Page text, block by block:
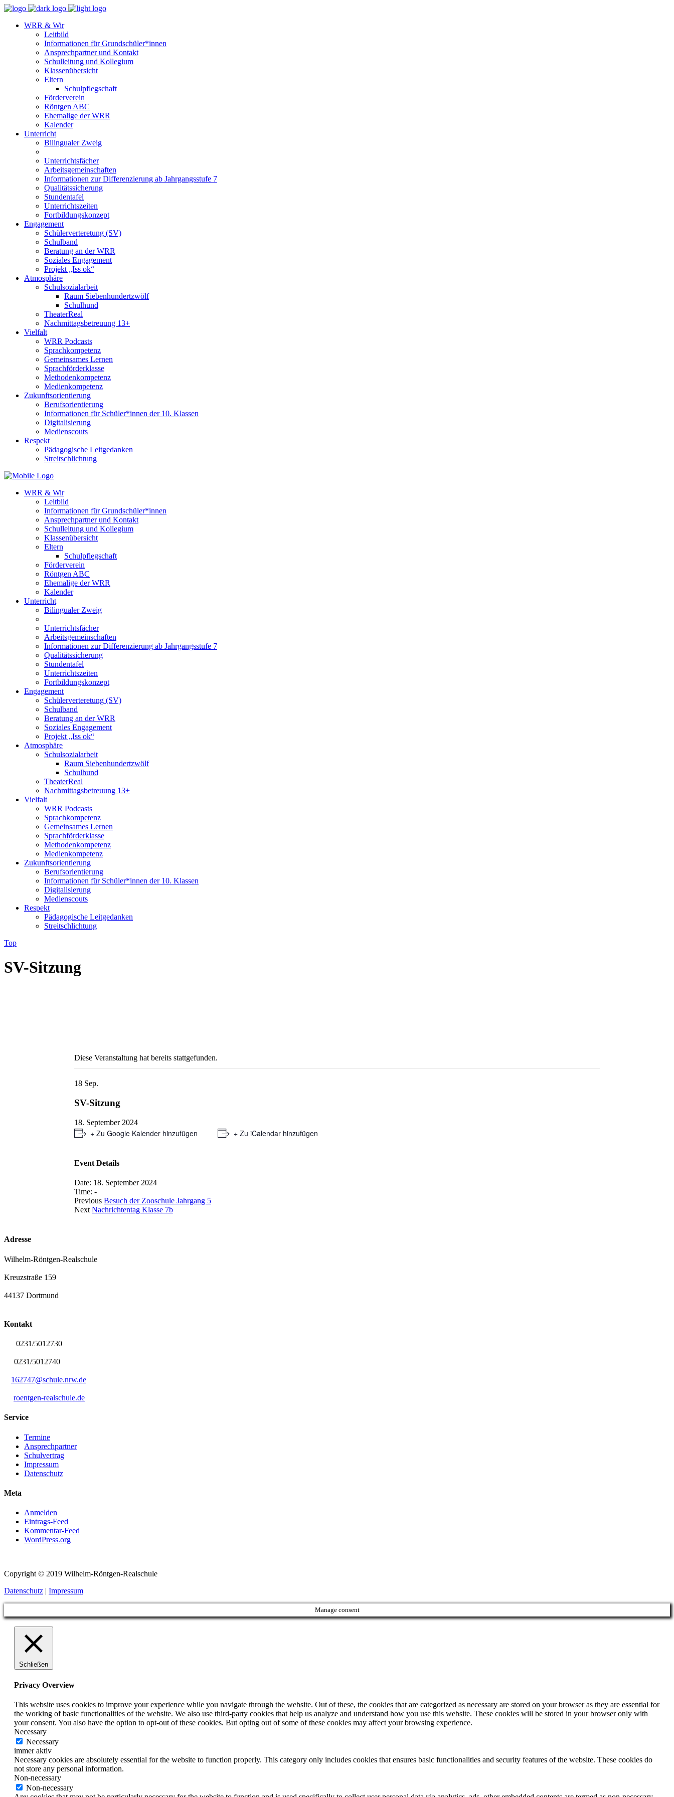
WRR & Wir
Leitbild
Informationen für Grundschüler*innen
Ansprechpartner und Kontakt
Schulleitung und Kollegium
Klassenübersicht
Eltern
Schulpflegschaft
Förderverein
Röntgen ABC
Ehemalige der WRR
Kalender
Unterricht
Bilingualer Zweig
Unterrichtsfächer
Arbeitsgemeinschaften
Informationen zur Differenzierung ab Jahrgangsstufe 7
Qualitätssicherung
Stundentafel
Unterrichtszeiten
Fortbildungskonzept
Engagement
Schülerverteretung (SV)
Schulband
Beratung an der WRR
Soziales Engagement
Projekt „Iss ok“
Atmosphäre
Schulsozialarbeit
Raum Siebenhundertzwölf
Schulhund
TheaterReal
Nachmittagsbetreuung 13+
Vielfalt
WRR Podcasts
Sprachkompetenz
Gemeinsames Lernen
Sprachförderklasse
Methodenkompetenz
Medienkompetenz
Zukunftsorientierung
Berufsorientierung
Informationen für Schüler*innen der 10. Klassen
Digitalisierung
Medienscouts
Respekt
Pädagogische Leitgedanken
Streitschlichtung
WRR & Wir
Leitbild
Informationen für Grundschüler*innen
Ansprechpartner und Kontakt
Schulleitung und Kollegium
Klassenübersicht
Eltern
Schulpflegschaft
Förderverein
Röntgen ABC
Ehemalige der WRR
Kalender
Unterricht
Bilingualer Zweig
Unterrichtsfächer
Arbeitsgemeinschaften
Informationen zur Differenzierung ab Jahrgangsstufe 7
Qualitätssicherung
Stundentafel
Unterrichtszeiten
Fortbildungskonzept
Engagement
Schülerverteretung (SV)
Schulband
Beratung an der WRR
Soziales Engagement
Projekt „Iss ok“
Atmosphäre
Schulsozialarbeit
Raum Siebenhundertzwölf
Schulhund
TheaterReal
Nachmittagsbetreuung 13+
Vielfalt
WRR Podcasts
Sprachkompetenz
Gemeinsames Lernen
Sprachförderklasse
Methodenkompetenz
Medienkompetenz
Zukunftsorientierung
Berufsorientierung
Informationen für Schüler*innen der 10. Klassen
Digitalisierung
Medienscouts
Respekt
Pädagogische Leitgedanken
Streitschlichtung
Top
SV-Sitzung
Diese Veranstaltung hat bereits stattgefunden.
18 Sep.
SV-Sitzung
18. September 2024
+ Zu Google Kalender hinzufügen + Zu iCalendar hinzufügen
Event Details
Date: 18. September 2024
Time: -
Previous Besuch der Zooschule Jahrgang 5
Next Nachrichtentag Klasse 7b
Adresse
Wilhelm-Röntgen-Realschule
Kreuzstraße 159
44137 Dortmund
Kontakt
0231/5012730
0231/5012740
162747@schule.nrw.de
roentgen-realschule.de
Service
Termine
Ansprechpartner
Schulvertrag
Impressum
Datenschutz
Meta
Anmelden
Eintrags-Feed
Kommentar-Feed
WordPress.org
Copyright © 2019 Wilhelm-Röntgen-Realschule
Datenschutz | Impressum
Manage consent
Schließen
Privacy Overview
This website uses cookies to improve your experience while you navigate through the website. Out of these, the cookies that are categorized as necessary are stored on your browser as they are essential for
the working of basic functionalities of the website. We also use third-party cookies that help us analyze and understand how you use this website. These cookies will be stored in your browser only with
your consent. You also have the option to opt-out of these cookies. But opting out of some of these cookies may affect your browsing experience.
Necessary
Necessary
immer aktiv
Necessary cookies are absolutely essential for the website to function properly. This category only includes cookies that ensures basic functionalities and security features of the website. These cookies do
not store any personal information.
Non-necessary
Non-necessary